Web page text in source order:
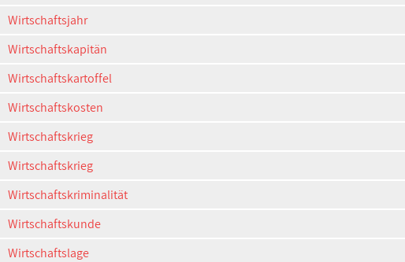
Wirtschaftsjahr
Wirtschaftskapitän
Wirtschaftskartoffel
Wirtschaftskosten
Wirtschaftskrieg
Wirtschaftskrieg
Wirtschaftskriminalität
Wirtschaftskunde
Wirtschaftslage